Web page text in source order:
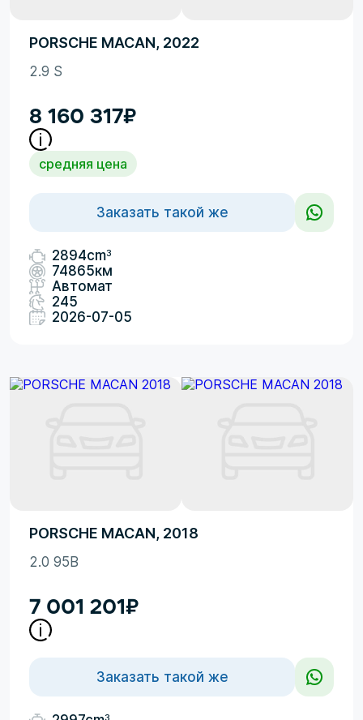
PORSCHE MACAN, 2022
2.9 S
8 160 317₽
средняя цена
Заказать такой же
2894cm3
74865км
Автомат
245
2026-07-05
PORSCHE MACAN, 2018
2.0 95B
7 001 201₽
Заказать такой же
3